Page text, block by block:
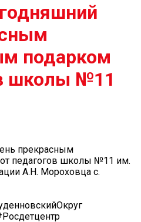
подарком
школы №11
прекрасным
педагогов школы №11 им.
А.Н. Мороховца с.